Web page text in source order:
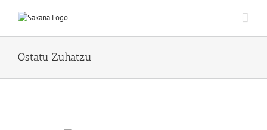
Ostatu Zuhatzu